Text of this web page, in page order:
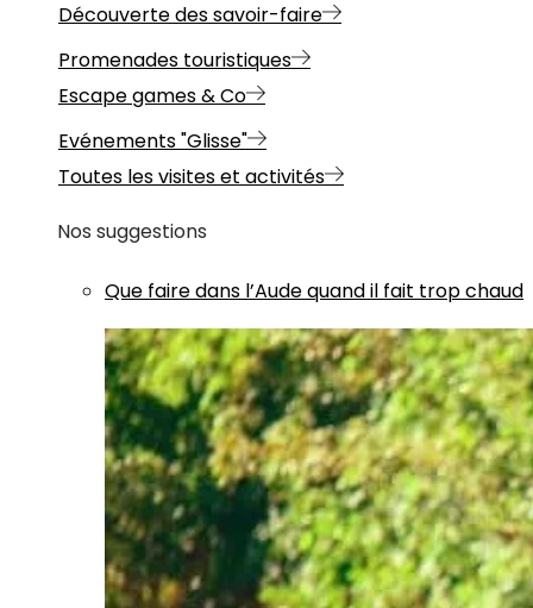
Découverte des savoir-faire
Promenades touristiques
Escape games & Co
Evénements "Glisse"
Toutes les visites et activités
Nos suggestions
Que faire dans l’Aude quand il fait trop chaud